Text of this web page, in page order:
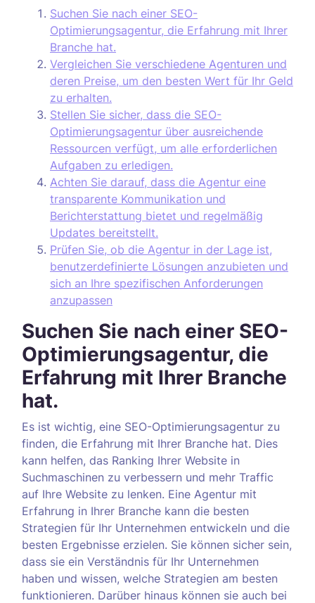
Suchen Sie nach einer SEO-
Optimierungsagentur, die Erfahrung mit Ihrer
Branche hat.
Vergleichen Sie verschiedene Agenturen und
deren Preise, um den besten Wert für Ihr Geld
zu erhalten.
Stellen Sie sicher, dass die SEO-
Optimierungsagentur über ausreichende
Ressourcen verfügt, um alle erforderlichen
Aufgaben zu erledigen.
Achten Sie darauf, dass die Agentur eine
transparente Kommunikation und
Berichterstattung bietet und regelmäßig
Updates bereitstellt.
Prüfen Sie, ob die Agentur in der Lage ist,
benutzerdefinierte Lösungen anzubieten und
sich an Ihre spezifischen Anforderungen
anzupassen
Suchen Sie nach einer SEO-
Optimierungsagentur, die
Erfahrung mit Ihrer Branche
hat.
Es ist wichtig, eine SEO-Optimierungsagentur zu
finden, die Erfahrung mit Ihrer Branche hat. Dies
kann helfen, das Ranking Ihrer Website in
Suchmaschinen zu verbessern und mehr Traffic
auf Ihre Website zu lenken. Eine Agentur mit
Erfahrung in Ihrer Branche kann die besten
Strategien für Ihr Unternehmen entwickeln und die
besten Ergebnisse erzielen. Sie können sicher sein,
dass sie ein Verständnis für Ihr Unternehmen
haben und wissen, welche Strategien am besten
funktionieren. Darüber hinaus können sie auch bei